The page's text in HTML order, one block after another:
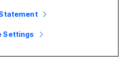
alebo znalosť
Settings